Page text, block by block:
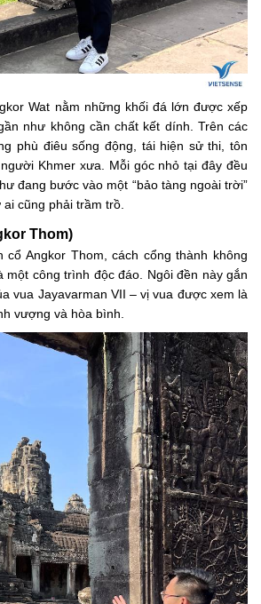
Wat nằm những khối đá lớn được xếp
như không cần chất kết dính. Trên các
phù điêu sống động, tái hiện sử thi, tôn
Khmer xưa. Mỗi góc nhỏ tại đây đều
đang bước vào một “bảo tàng ngoài trời”
cũng phải trầm trồ.
Thom)
cổ Angkor Thom, cách cổng thành không
một công trình độc đáo. Ngôi đền này gắn
vua Jayavarman VII – vị vua được xem là
vượng và hòa bình.